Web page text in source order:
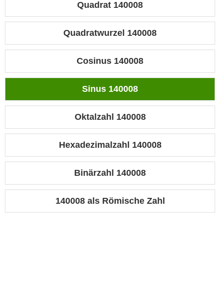
Quadrat 140008
Quadratwurzel 140008
Cosinus 140008
Sinus 140008
Oktalzahl 140008
Hexadezimalzahl 140008
Binärzahl 140008
140008 als Römische Zahl